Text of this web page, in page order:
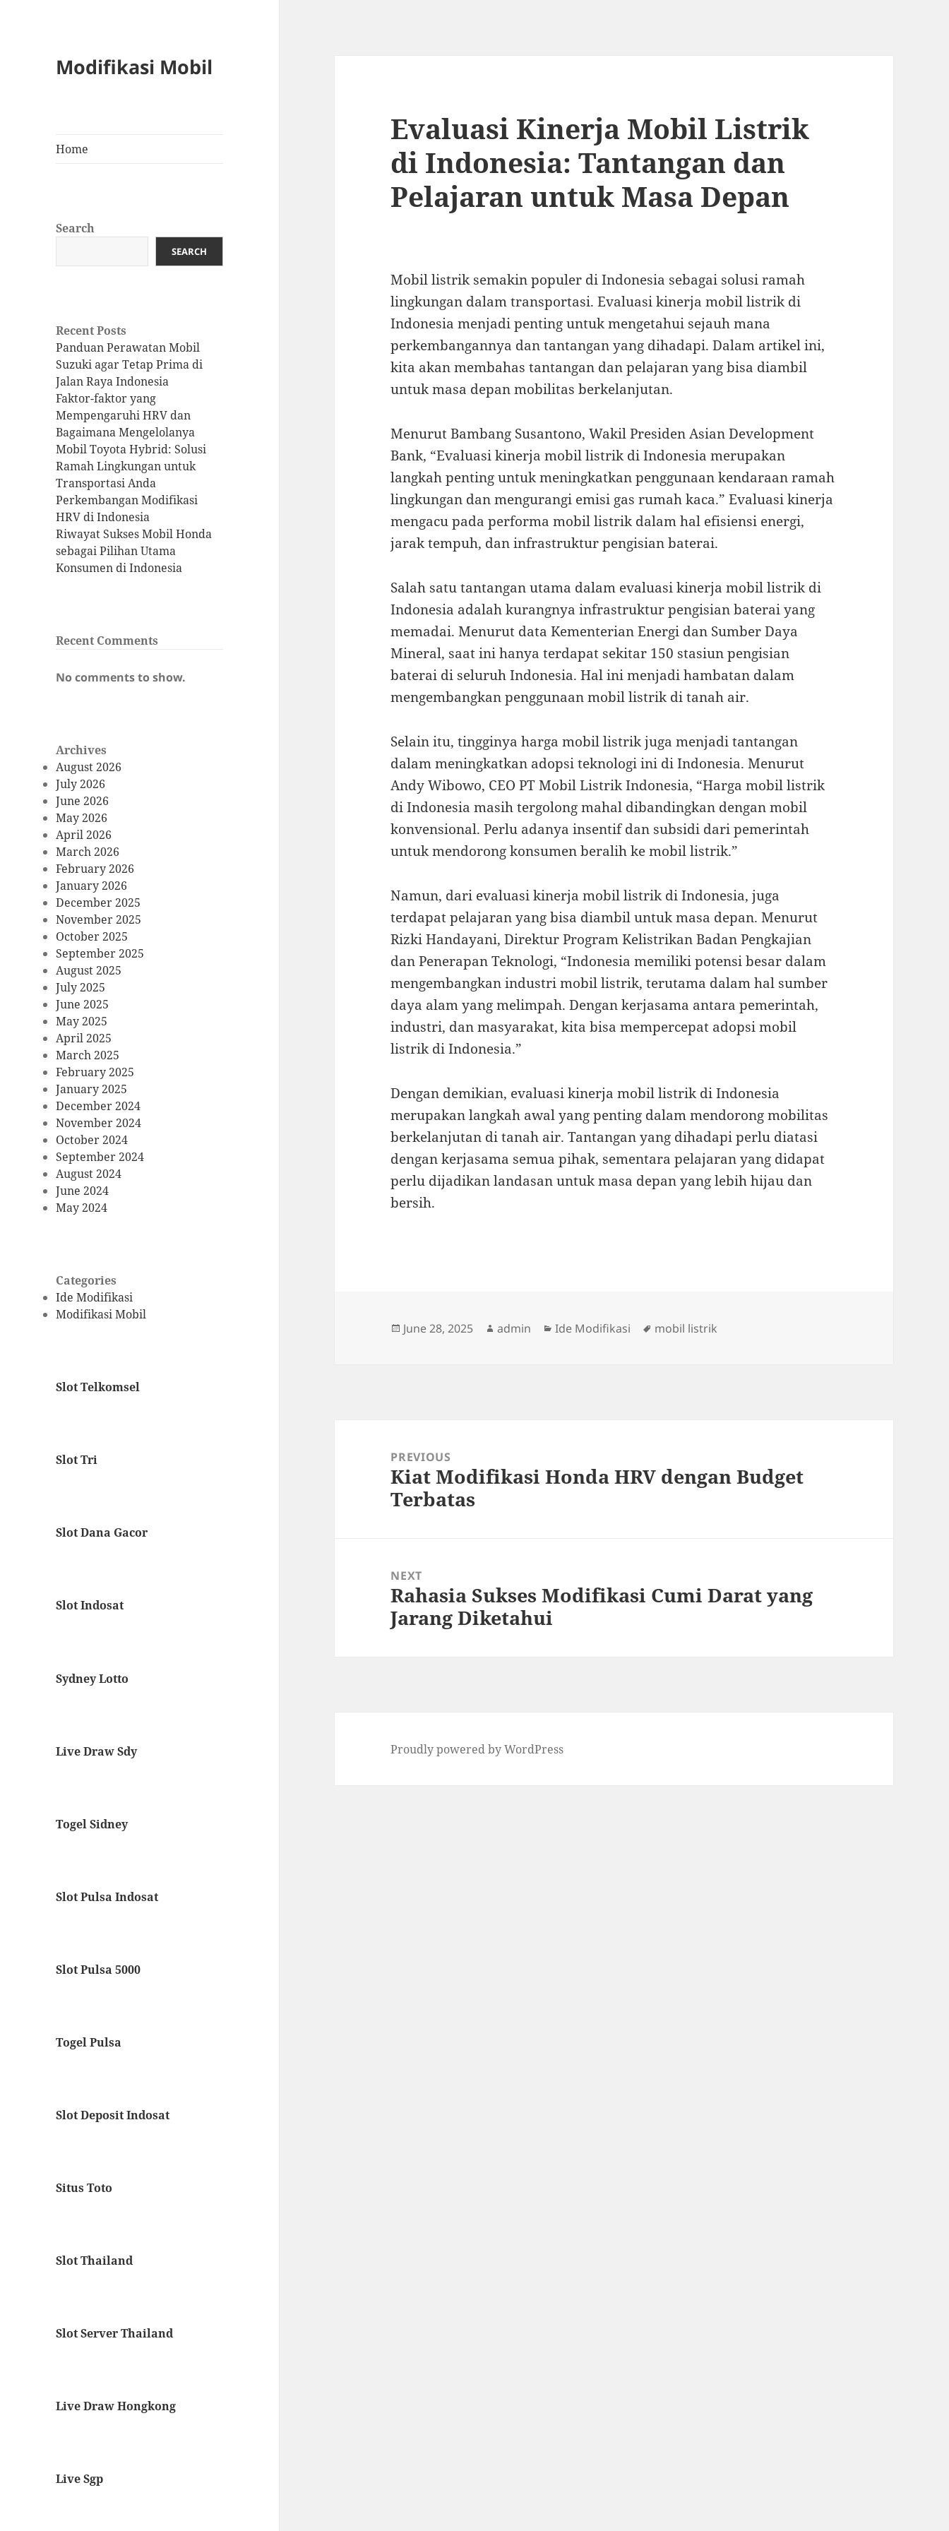
Modifikasi Mobil
Home
Search
SEARCH
Recent Posts
Panduan Perawatan Mobil
Suzuki agar Tetap Prima di
Jalan Raya Indonesia
Faktor-faktor yang
Mempengaruhi HRV dan
Bagaimana Mengelolanya
Mobil Toyota Hybrid: Solusi
Ramah Lingkungan untuk
Transportasi Anda
Perkembangan Modifikasi
HRV di Indonesia
Riwayat Sukses Mobil Honda
sebagai Pilihan Utama
Konsumen di Indonesia
Recent Comments
No comments to show.
Archives
August 2026
July 2026
June 2026
May 2026
April 2026
March 2026
February 2026
January 2026
December 2025
November 2025
October 2025
September 2025
August 2025
July 2025
June 2025
May 2025
April 2025
March 2025
February 2025
January 2025
December 2024
November 2024
October 2024
September 2024
August 2024
June 2024
May 2024
Categories
Ide Modifikasi
Modifikasi Mobil
Slot Telkomsel
Slot Tri
Slot Dana Gacor
Slot Indosat
Sydney Lotto
Live Draw Sdy
Togel Sidney
Slot Pulsa Indosat
Slot Pulsa 5000
Togel Pulsa
Slot Deposit Indosat
Situs Toto
Slot Thailand
Slot Server Thailand
Live Draw Hongkong
Live Sgp
Evaluasi Kinerja Mobil Listrik
di Indonesia: Tantangan dan
Pelajaran untuk Masa Depan
Mobil listrik semakin populer di Indonesia sebagai solusi ramah
lingkungan dalam transportasi. Evaluasi kinerja mobil listrik di
Indonesia menjadi penting untuk mengetahui sejauh mana
perkembangannya dan tantangan yang dihadapi. Dalam artikel ini,
kita akan membahas tantangan dan pelajaran yang bisa diambil
untuk masa depan mobilitas berkelanjutan.
Menurut Bambang Susantono, Wakil Presiden Asian Development
Bank, “Evaluasi kinerja mobil listrik di Indonesia merupakan
langkah penting untuk meningkatkan penggunaan kendaraan ramah
lingkungan dan mengurangi emisi gas rumah kaca.” Evaluasi kinerja
mengacu pada performa mobil listrik dalam hal efisiensi energi,
jarak tempuh, dan infrastruktur pengisian baterai.
Salah satu tantangan utama dalam evaluasi kinerja mobil listrik di
Indonesia adalah kurangnya infrastruktur pengisian baterai yang
memadai. Menurut data Kementerian Energi dan Sumber Daya
Mineral, saat ini hanya terdapat sekitar 150 stasiun pengisian
baterai di seluruh Indonesia. Hal ini menjadi hambatan dalam
mengembangkan penggunaan mobil listrik di tanah air.
Selain itu, tingginya harga mobil listrik juga menjadi tantangan
dalam meningkatkan adopsi teknologi ini di Indonesia. Menurut
Andy Wibowo, CEO PT Mobil Listrik Indonesia, “Harga mobil listrik
di Indonesia masih tergolong mahal dibandingkan dengan mobil
konvensional. Perlu adanya insentif dan subsidi dari pemerintah
untuk mendorong konsumen beralih ke mobil listrik.”
Namun, dari evaluasi kinerja mobil listrik di Indonesia, juga
terdapat pelajaran yang bisa diambil untuk masa depan. Menurut
Rizki Handayani, Direktur Program Kelistrikan Badan Pengkajian
dan Penerapan Teknologi, “Indonesia memiliki potensi besar dalam
mengembangkan industri mobil listrik, terutama dalam hal sumber
daya alam yang melimpah. Dengan kerjasama antara pemerintah,
industri, dan masyarakat, kita bisa mempercepat adopsi mobil
listrik di Indonesia.”
Dengan demikian, evaluasi kinerja mobil listrik di Indonesia
merupakan langkah awal yang penting dalam mendorong mobilitas
berkelanjutan di tanah air. Tantangan yang dihadapi perlu diatasi
dengan kerjasama semua pihak, sementara pelajaran yang didapat
perlu dijadikan landasan untuk masa depan yang lebih hijau dan
bersih.
Posted
June 28, 2025 Author
admin Categories
Ide Modifikasi Tags
mobil listrik
navigationPREVIOUS
Previous
post:
Kiat Modifikasi Honda HRV dengan Budget
Terbatas
NEXT
Next
post:
Rahasia Sukses Modifikasi Cumi Darat yang
Jarang Diketahui
Proudly powered by WordPress